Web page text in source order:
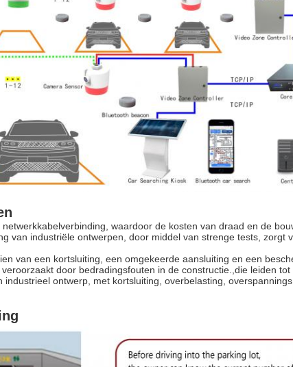
waardoor de kosten van draad en de
van industriële ontwerpen, door middel van strenge tests, zorgt
van een kortsluiting, een omgekeerde aansluiting en een
door bedradingsfouten in de constructie.,die leiden
industrieel ontwerp, met kortsluiting, overbelasting,